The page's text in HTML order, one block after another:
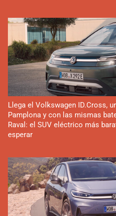
Llega el Volkswagen ID.Cross,
Pamplona y con las mismas
Raval: el SUV eléctrico más
esperar